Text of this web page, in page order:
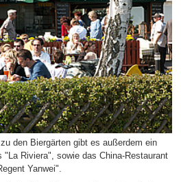
den Biergärten gibt es außerdem ein
Riviera", sowie das China-Restaurant
Yanwei".